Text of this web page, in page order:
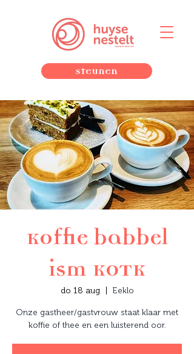
Steunen
Koffie babbel
ism KOTK
do 18 aug
  |
Eeklo
Onze gastheer/gastvrouw staat klaar met
koffie of thee en een luisterend oor.